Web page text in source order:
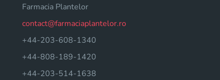
Farmacia Plantelor
contact@farmaciaplantelor.ro
+44-203-608-1340
+44-808-189-1420
+44-203-514-1638